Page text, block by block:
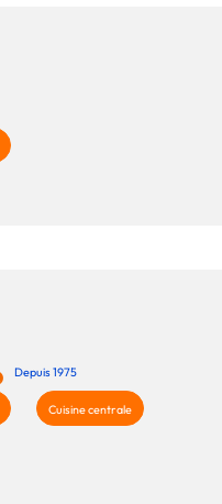
Depuis 1975
Cuisine centrale